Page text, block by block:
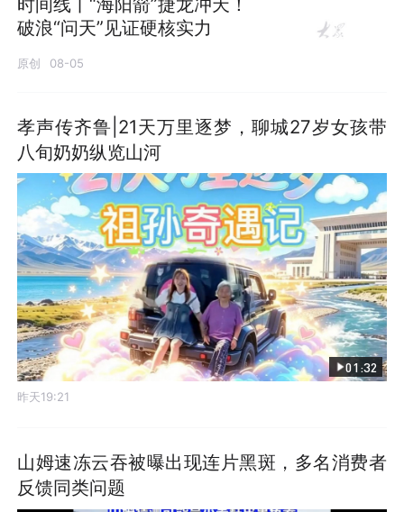
破浪“问天”见证硬核实力
原创 08-05
孝声传齐鲁|21天万里逐梦，聊城27岁女孩带
八旬奶奶纵览山河
01:32
昨天19:21
山姆速冻云吞被曝出现连片黑斑，多名消费者
反馈同类问题